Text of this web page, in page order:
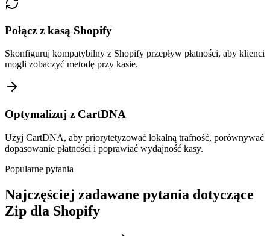
Połącz z kasą Shopify
Skonfiguruj kompatybilny z Shopify przepływ płatności, aby klienci
mogli zobaczyć metodę przy kasie.
Optymalizuj z CartDNA
Użyj CartDNA, aby priorytetyzować lokalną trafność, porównywać
dopasowanie płatności i poprawiać wydajność kasy.
Popularne pytania
Najczęściej zadawane pytania dotyczące
Zip dla Shopify